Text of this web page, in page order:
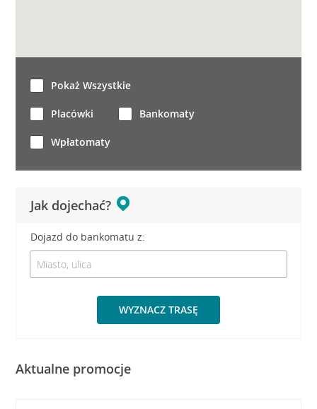
Jak dojechać?
Dojazd do bankomatu z:
WYZNACZ TRASĘ
Pokaż Wszystkie
Placówki Bankomaty
Wpłatomaty
Aktualne promocje